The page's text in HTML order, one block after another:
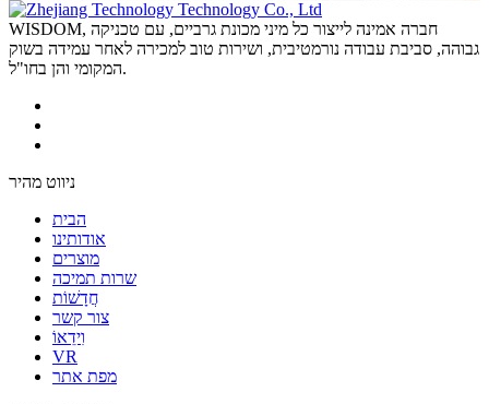
WISDOM, חברה אמינה לייצור כל מיני מכונת גרביים, עם טכניקה
גבוהה, סביבת עבודה נורמטיבית, ושירות טוב למכירה לאחר עמידה בשוק
המקומי והן בחו"ל.
ניווט מהיר
הבית
אודותינו
מוצרים
שרות תמיכה
חֲדָשׁוֹת
צור קשר
וִידֵאוֹ
VR
מפת אתר